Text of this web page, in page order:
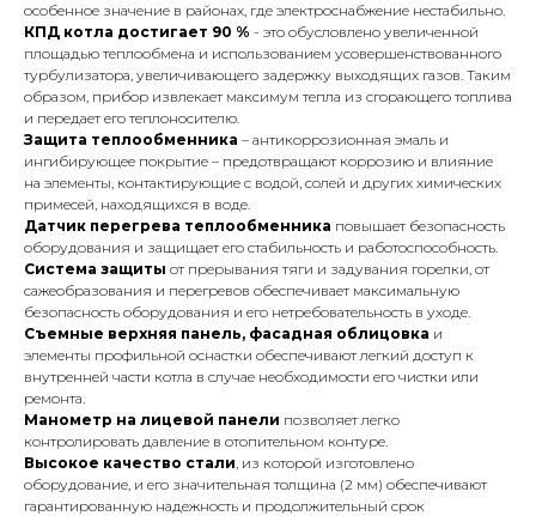
особенное значение в районах, где электроснабжение нестабильно.
КПД котла достигает 90 % - это обусловлено увеличенной
площадью теплообмена и использованием усовершенствованного
турбулизатора, увеличивающего задержку выходящих газов. Таким
образом, прибор извлекает максимум тепла из сгорающего топлива
и передает его теплоносителю.
Защита теплообменника – антикоррозионная эмаль и
ингибирующее покрытие – предотвращают коррозию и влияние
на элементы, контактирующие с водой, солей и других химических
примесей, находящихся в воде.
Датчик перегрева теплообменника повышает безопасность
оборудования и защищает его стабильность и работоспособность.
Система защиты от прерывания тяги и задувания горелки, от
сажеобразования и перегревов обеспечивает максимальную
безопасность оборудования и его нетребовательность в уходе.
Съемные верхняя панель, фасадная облицовка и
элементы профильной оснастки обеспечивают легкий доступ к
внутренней части котла в случае необходимости его чистки или
ремонта.
Манометр на лицевой панели позволяет легко
контролировать давление в отопительном контуре.
Высокое качество стали , из которой изготовлено
оборудование, и его значительная толщина (2 мм) обеспечивают
гарантированную надежность и продолжительный срок
Адрес
Г.Москва Волоколамское шоссе,
71/22к2
Пн-вс с 9:00 до 18:00
Телефон
8 495 233-79-79
Почта
iceicemarket@yandex.ru
8 985 233-79-79